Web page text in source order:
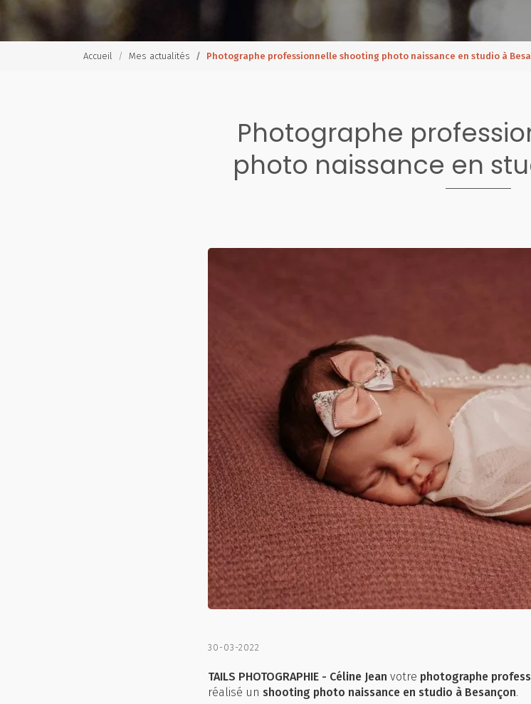
Accueil Mes actualités Photographe professionnelle shooting photo naissance en studio à
Photographe
photo naissance en
30-03-2022
TAILS PHOTOGRAPHIE - Céline Jean votre photographe
réalisé un shooting photo naissance en studio à Besançon.